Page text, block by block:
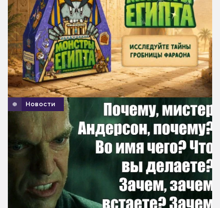
Новости